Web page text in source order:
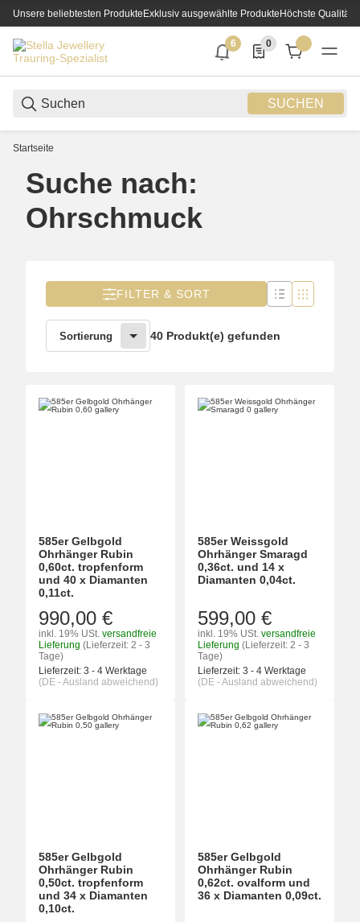
Unsere beliebtesten ProdukteExklusiv ausgewählte ProdukteHöchste Qualität
SUCHEN
6
6 neue Notifizierungen
0
0 Produkte in der
Startseite
Suche nach:
Ohrschmuck
FILTER & SORT
Sortierung 40 Produkt(e) gefunden
585er Gelbgold
Ohrhänger Rubin
0,60ct. tropfenform
und 40 x Diamanten
0,11ct.
990,00 €
inkl. 19% USt. versandfreie
Lieferung (Lieferzeit: 2 - 3
Tage)
Lieferzeit: 3 - 4 Werktage
(DE - Ausland abweichend)
585er Weissgold
Ohrhänger Smaragd
0,36ct. und 14 x
Diamanten 0,04ct.
599,00 €
inkl. 19% USt. versandfreie
Lieferung (Lieferzeit: 2 - 3
Tage)
Lieferzeit: 3 - 4 Werktage
(DE - Ausland abweichend)
585er Gelbgold
Ohrhänger Rubin
0,50ct. tropfenform
und 34 x Diamanten
0,10ct.
585er Gelbgold
Ohrhänger Rubin
0,62ct. ovalform und
36 x Diamanten 0,09ct.